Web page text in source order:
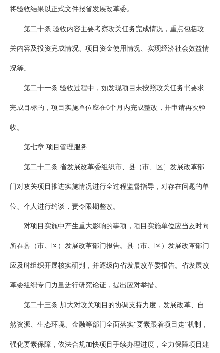
将验收结果以正式文件报省发展改革委。
第二十条 验收内容主要考察攻关任务完成情况，重点包括攻
关内容及投资完成情况、项目资金使用情况、实现经济社会效益情
况等。
第二十一条 验收过程中，如发现项目未按照攻关任务书要求
完成目标的，项目实施单位应在6个月内完成整改，并申请再次验
收。
第七章 项目管理服务
第二十二条 省发展改革委组织市、县（市、区）发展改革部
门对攻关项目推进实施情况进行全过程监督指导，对存在问题的单
位、个人进行约谈，责令限期整改。
对项目实施中产生重大影响的事项，项目实施单位应当及时向
所在县（市、区）发展改革部门报告。县（市、区）发展改革部门
应及时组织开展核实研判，并逐级向省发展改革委报告。省发展改
革委组织专门力量进行研究论证，提出应对举措。
第二十三条 加大对攻关项目的协调支持力度，发展改革、自
然资源、生态环境、金融等部门全面落实“要素跟着项目走”机制，
强化要素保障，依法合规加快项目手续办理进度，全力保障项目建